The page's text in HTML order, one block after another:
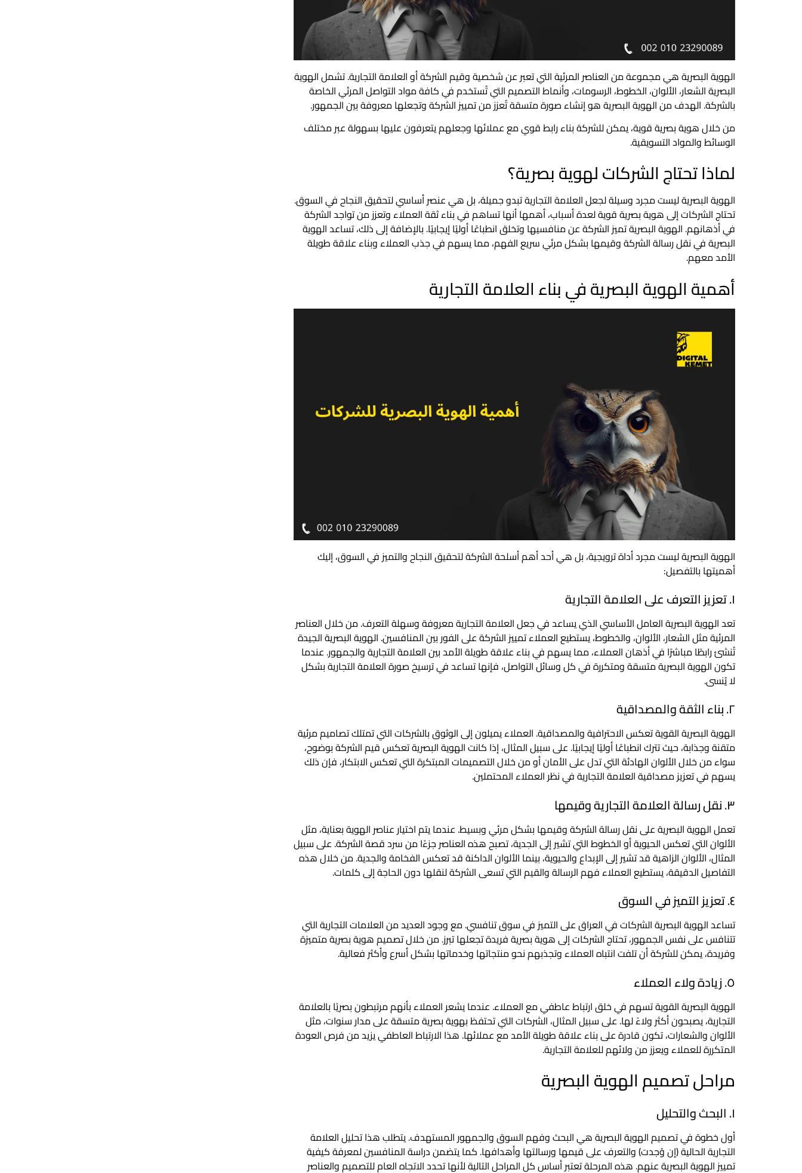
الهوية البصرية هي مجموعة من العناصر المرئية التي تعبر عن شخصية وقيم الشركة أو العلامة التجارية. تشمل الهوية
البصرية الشعار، الألوان، الخطوط، الرسومات، وأنماط التصميم التي تُستخدم في كافة مواد التواصل المرئي الخاصة
بالشركة. الهدف من الهوية البصرية هو إنشاء صورة متسقة تُعزز من تمييز الشركة وتجعلها معروفة بين الجمهور.
من خلال هوية بصرية قوية، يمكن للشركة بناء رابط قوي مع عملائها وجعلهم يتعرفون عليها بسهولة عبر مختلف
الوسائط والمواد التسويقية.
لماذا تحتاج الشركات لهوية بصرية؟
الهوية البصرية ليست مجرد وسيلة لجعل العلامة التجارية تبدو جميلة، بل هي عنصر أساسي لتحقيق النجاح في السوق.
تحتاج الشركات إلى هوية بصرية قوية لعدة أسباب، أهمها أنها تساهم في بناء ثقة العملاء وتعزز من تواجد الشركة
في أذهانهم. الهوية البصرية تميز الشركة عن منافسيها وتخلق انطباعًا أوليًا إيجابيًا. بالإضافة إلى ذلك، تساعد الهوية
البصرية في نقل رسالة الشركة وقيمها بشكل مرئي سريع الفهم، مما يسهم في جذب العملاء وبناء علاقة طويلة
الأمد معهم.
أهمية الهوية البصرية في بناء العلامة التجارية
الهوية البصرية ليست مجرد أداة ترويجية، بل هي أحد أهم أسلحة الشركة لتحقيق النجاح والتميز في السوق، إليك
أهميتها بالتفصيل:
١. تعزيز التعرف على العلامة التجارية
تعد الهوية البصرية العامل الأساسي الذي يساعد في جعل العلامة التجارية معروفة وسهلة التعرف. من خلال العناصر
المرئية مثل الشعار، الألوان، والخطوط، يستطيع العملاء تمييز الشركة على الفور بين المنافسين. الهوية البصرية الجيدة
تُنشئ رابطًا مباشرًا في أذهان العملاء، مما يسهم في بناء علاقة طويلة الأمد بين العلامة التجارية والجمهور. عندما
تكون الهوية البصرية متسقة ومتكررة في كل وسائل التواصل، فإنها تساعد في ترسيخ صورة العلامة التجارية بشكل
لا يُنسى.
٢. بناء الثقة والمصداقية
الهوية البصرية القوية تعكس الاحترافية والمصداقية. العملاء يميلون إلى الوثوق بالشركات التي تمتلك تصاميم مرئية
متقنة وجذابة، حيث تترك انطباعًا أوليًا إيجابيًا. على سبيل المثال، إذا كانت الهوية البصرية تعكس قيم الشركة بوضوح،
سواء من خلال الألوان الهادئة التي تدل على الأمان أو من خلال التصميمات المبتكرة التي تعكس الابتكار، فإن ذلك
يسهم في تعزيز مصداقية العلامة التجارية في نظر العملاء المحتملين.
٣. نقل رسالة العلامة التجارية وقيمها
تعمل الهوية البصرية على نقل رسالة الشركة وقيمها بشكل مرئي وبسيط. عندما يتم اختيار عناصر الهوية بعناية، مثل
الألوان التي تعكس الحيوية أو الخطوط التي تشير إلى الجدية، تصبح هذه العناصر جزءًا من سرد قصة الشركة. على سبيل
المثال، الألوان الزاهية قد تشير إلى الإبداع والحيوية، بينما الألوان الداكنة قد تعكس الفخامة والجدية. من خلال هذه
التفاصيل الدقيقة، يستطيع العملاء فهم الرسالة والقيم التي تسعى الشركة لنقلها دون الحاجة إلى كلمات.
٤. تعزيز التميز في السوق
تساعد الهوية البصرية الشركات في العراق على التميز في سوق تنافسي. مع وجود العديد من العلامات التجارية التي
تتنافس على نفس الجمهور، تحتاج الشركات إلى هوية بصرية فريدة تجعلها تبرز. من خلال تصميم هوية بصرية متميزة
وفريدة، يمكن للشركة أن تلفت انتباه العملاء وتجذبهم نحو منتجاتها وخدماتها بشكل أسرع وأكثر فعالية.
٥. زيادة ولاء العملاء
الهوية البصرية القوية تسهم في خلق ارتباط عاطفي مع العملاء. عندما يشعر العملاء بأنهم مرتبطون بصريًا بالعلامة
التجارية، يصبحون أكثر ولاءً لها. على سبيل المثال، الشركات التي تحتفظ بهوية بصرية متسقة على مدار سنوات، مثل
الألوان والشعارات، تكون قادرة على بناء علاقة طويلة الأمد مع عملائها. هذا الارتباط العاطفي يزيد من فرص العودة
المتكررة للعملاء ويعزز من ولائهم للعلامة التجارية.
مراحل تصميم الهوية البصرية
١. البحث والتحليل
أول خطوة في تصميم الهوية البصرية هي البحث وفهم السوق والجمهور المستهدف. يتطلب هذا تحليل العلامة
التجارية الحالية (إن وُجدت) والتعرف على قيمها ورسالتها وأهدافها. كما يتضمن دراسة المنافسين لمعرفة كيفية
تمييز الهوية البصرية عنهم. هذه المرحلة تعتبر أساس كل المراحل التالية لأنها تحدد الاتجاه العام للتصميم والعناصر